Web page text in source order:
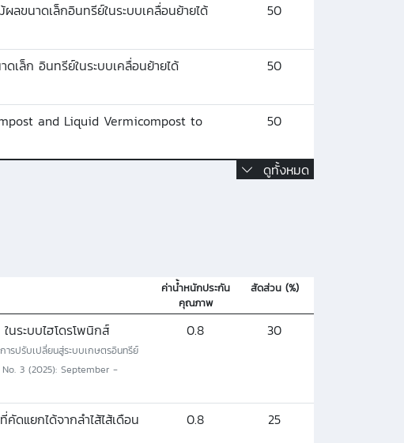
ลขนาดเล็กอินทรีย์ในระบบเคลื่อนย้ายได้ 50
เล็ก อินทรีย์ในระบบเคลื่อนย้ายได้ 50
and Liquid Vermicompost to
50
ดูทั้งหมด
ค่าน้ำหนักประกัน
คุณภาพ
สัดส่วน (%)
ระบบไฮโดรโพนิกส์
ารปรับเปลี่ยนสู่ระบบเกษตรอินทรีย์
No. 3 (2025): September -
0.8 30
ดแยกได้จากลำไส้ไส้เดือน
0.8 25